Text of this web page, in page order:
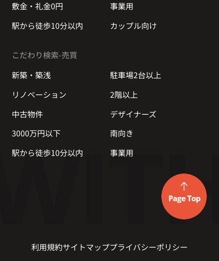
敷金・礼金0円
事業用
駅から徒歩10分以内
カップル向け
こだわり検索-売買
新築・築浅
駐車場2台以上
リノベーション
2階以上
中古物件
デザイナーズ
3000万円以下
南向き
駅から徒歩10分以内
事業用
利用規約サイトマッププライバシーポリシー